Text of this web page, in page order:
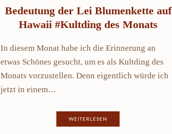
Bedeutung der Lei Blumenkette auf
Hawaii #Kultding des Monats
In diesem Monat habe ich die Erinnerung an
etwas Schönes gesucht, um es als Kultding des
Monats vorzustellen. Denn eigentlich würde ich
jetzt in einem…
WEITERLESEN